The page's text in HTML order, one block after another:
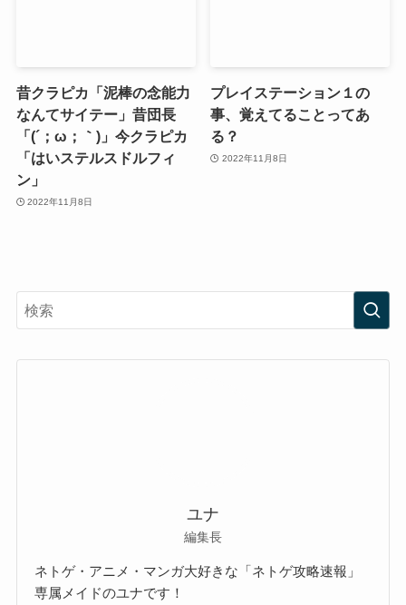
昔クラピカ「泥棒の念能力
なんてサイテー」昔団長
「(´；ω；｀)」今クラピカ
「はいステルスドルフィ
ン」
2022年11月8日
プレイステーション１の
事、覚えてることってあ
る？
2022年11月8日
ユナ
編集長
ネトゲ・アニメ・マンガ大好きな「ネトゲ攻略速報」
専属メイドのユナです！